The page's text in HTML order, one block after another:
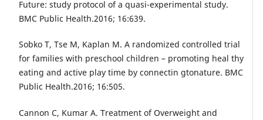
Future: study protocol of a quasi-experimental study.
BMC Public Health.2016; 16:639.
Sobko T, Tse M, Kaplan M. A randomized controlled trial
for families with preschool children – promoting heal thy
eating and active play time by connectin gtonature. BMC
Public Health.2016; 16:505.
Cannon C, Kumar A. Treatment of Overweight and